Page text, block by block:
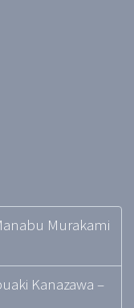
Murakami
Kanazawa –